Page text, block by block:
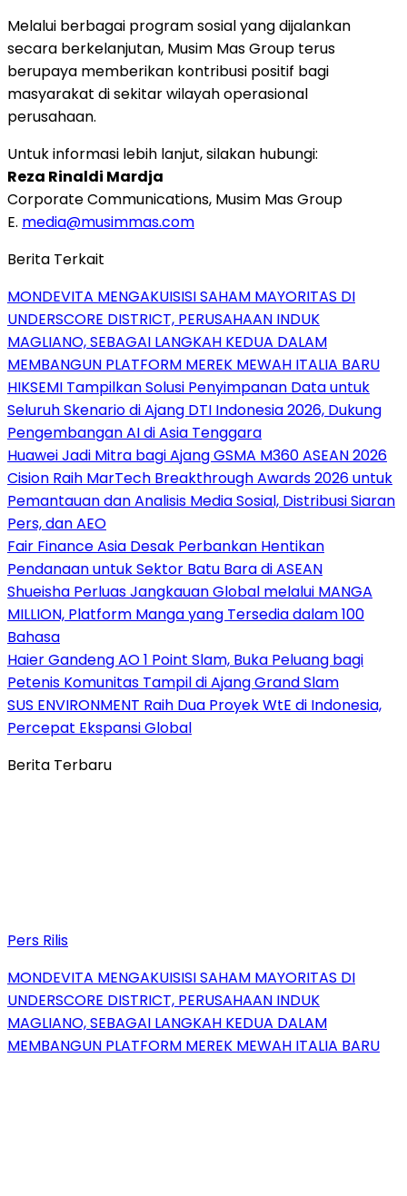
Melalui berbagai program sosial yang dijalankan
secara berkelanjutan, Musim Mas Group terus
berupaya memberikan kontribusi positif bagi
masyarakat di sekitar wilayah operasional
perusahaan.
Untuk informasi lebih lanjut, silakan hubungi:
Reza Rinaldi Mardja
Corporate Communications, Musim Mas Group
E. media@musimmas.com
Berita Terkait
MONDEVITA MENGAKUISISI SAHAM MAYORITAS DI
UNDERSCORE DISTRICT, PERUSAHAAN INDUK
MAGLIANO, SEBAGAI LANGKAH KEDUA DALAM
MEMBANGUN PLATFORM MEREK MEWAH ITALIA BARU
HIKSEMI Tampilkan Solusi Penyimpanan Data untuk
Seluruh Skenario di Ajang DTI Indonesia 2026, Dukung
Pengembangan AI di Asia Tenggara
Huawei Jadi Mitra bagi Ajang GSMA M360 ASEAN 2026
Cision Raih MarTech Breakthrough Awards 2026 untuk
Pemantauan dan Analisis Media Sosial, Distribusi Siaran
Pers, dan AEO
Fair Finance Asia Desak Perbankan Hentikan
Pendanaan untuk Sektor Batu Bara di ASEAN
Shueisha Perluas Jangkauan Global melalui MANGA
MILLION, Platform Manga yang Tersedia dalam 100
Bahasa
Haier Gandeng AO 1 Point Slam, Buka Peluang bagi
Petenis Komunitas Tampil di Ajang Grand Slam
SUS ENVIRONMENT Raih Dua Proyek WtE di Indonesia,
Percepat Ekspansi Global
Berita Terbaru
Pers Rilis
MONDEVITA MENGAKUISISI SAHAM MAYORITAS DI
UNDERSCORE DISTRICT, PERUSAHAAN INDUK
MAGLIANO, SEBAGAI LANGKAH KEDUA DALAM
MEMBANGUN PLATFORM MEREK MEWAH ITALIA BARU